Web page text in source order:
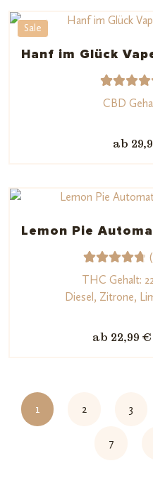
d auf
ewertun
Sale
Hanf im Glück
5,
66
CBD
ab
Lemon Pie
Bewerte
t mit
basieren
5
THC Gehalt:
Diesel, Zitrone,
ab 22,99 €
1 2 3
7